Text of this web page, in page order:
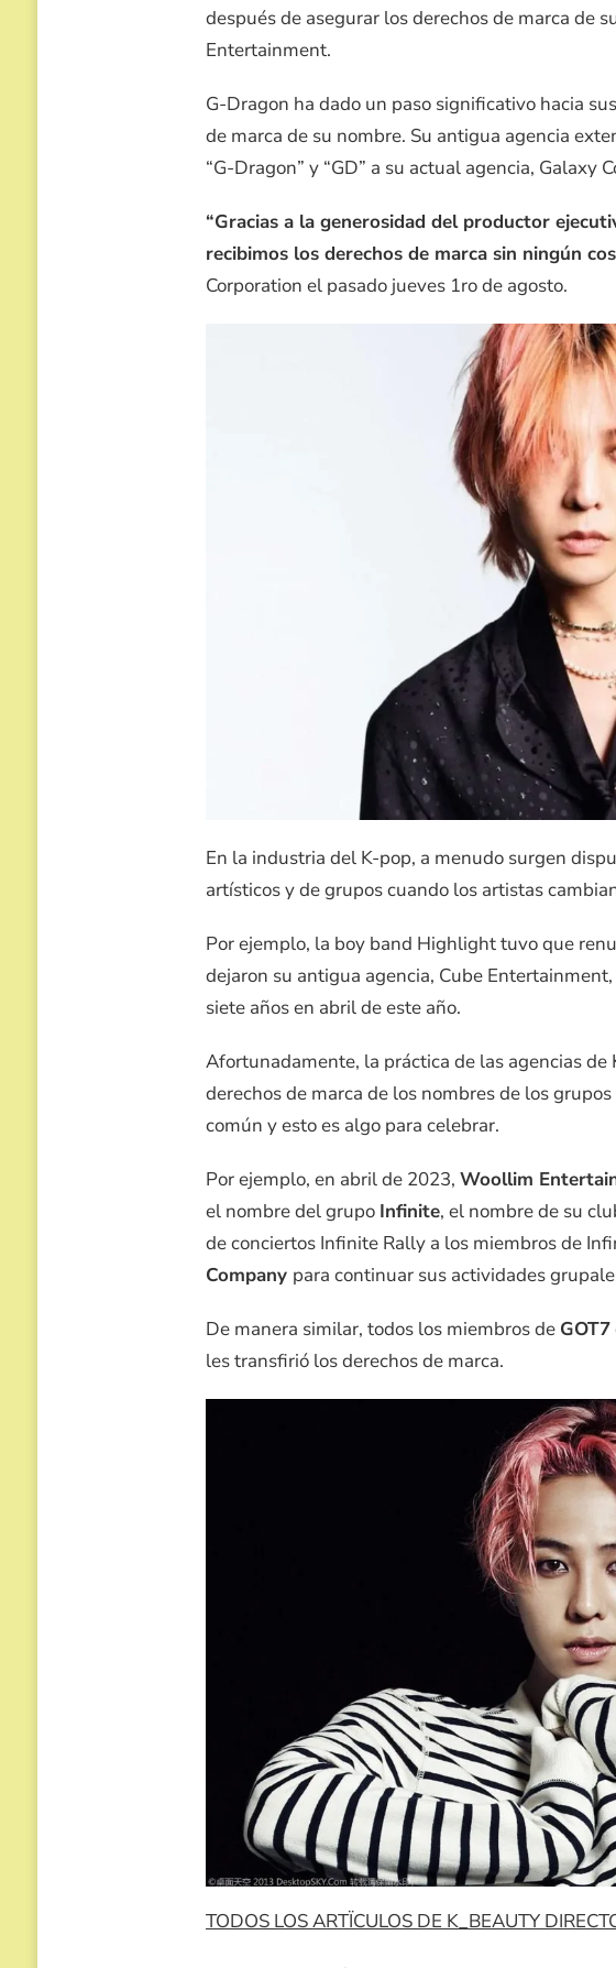
después de asegurar los derechos de marca de
Entertainment.
G-Dragon ha dado un paso significativo hacia
de marca de su nombre. Su antigua agencia
“G-Dragon” y “GD” a su actual agencia, Galaxy
“Gracias a la generosidad del productor
recibimos los derechos de marca sin ningún
Corporation el pasado jueves 1ro de agosto.
En la industria del K-pop, a menudo surgen
artísticos y de grupos cuando los artistas
Por ejemplo, la boy band Highlight tuvo que
dejaron su antigua agencia, Cube
siete años en abril de este año.
Afortunadamente, la práctica de las agencias
derechos de marca de los nombres de los
común y esto es algo para celebrar.
Por ejemplo, en abril de 2023, Woollim
el nombre del grupo Infinite, el nombre de su
de conciertos Infinite Rally a los miembros de
Company para continuar sus actividades
De manera similar, todos los miembros de GOT7
les transfirió los derechos de marca.
TODOS LOS ARTÏCULOS DE K_BEAUTY